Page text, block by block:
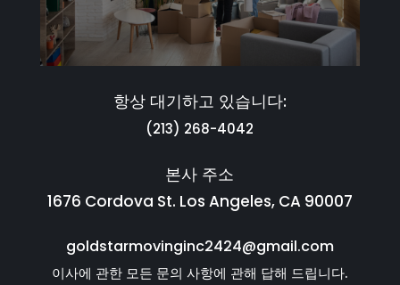
항상 대기하고 있습니다:
(213) 268-4042
본사 주소
1676 Cordova St. Los Angeles, CA 90007
goldstarmovinginc2424@gmail.com
이사에 관한 모든 문의 사항에 관해 답해 드립니다.